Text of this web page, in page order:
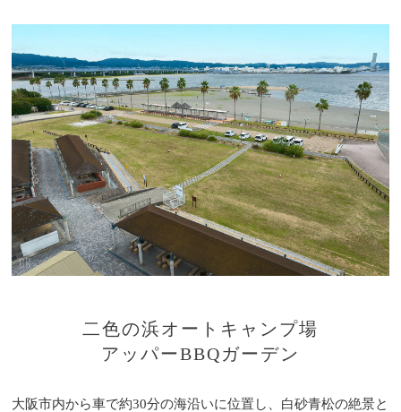
二色の浜オートキャンプ場
アッパーBBQガーデン
大阪市内から車で約30分の海沿いに位置し、白砂青松の絶景と